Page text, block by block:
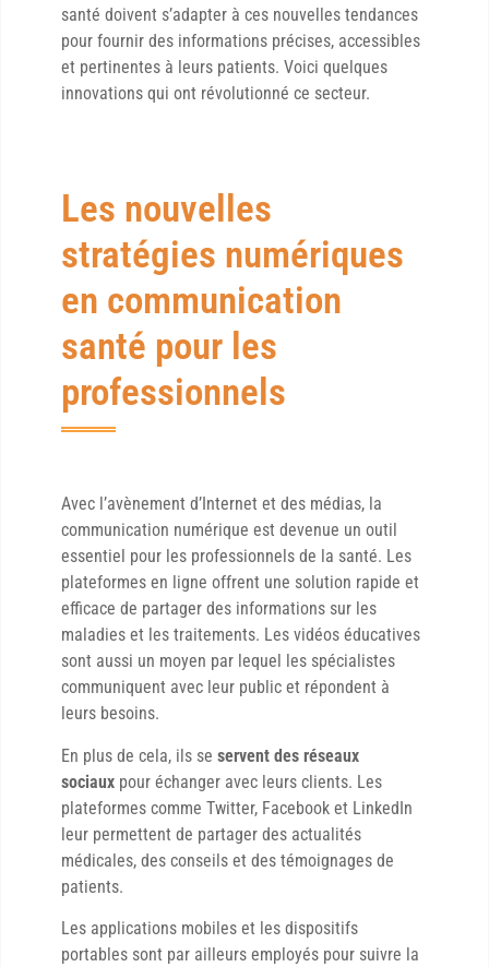
santé doivent s’adapter à ces nouvelles tendances
pour fournir des informations précises, accessibles
et pertinentes à leurs patients. Voici quelques
innovations qui ont révolutionné ce secteur.
Les nouvelles
stratégies numériques
en communication
santé pour les
professionnels
Avec l’avènement d’Internet et des médias, la
communication numérique est devenue un outil
essentiel pour les professionnels de la santé. Les
plateformes en ligne offrent une solution rapide et
efficace de partager des informations sur les
maladies et les traitements. Les vidéos éducatives
sont aussi un moyen par lequel les spécialistes
communiquent avec leur public et répondent à
leurs besoins.
En plus de cela, ils se servent des réseaux
sociaux pour échanger avec leurs clients. Les
plateformes comme Twitter, Facebook et LinkedIn
leur permettent de partager des actualités
médicales, des conseils et des témoignages de
patients.
Les applications mobiles et les dispositifs
portables sont par ailleurs employés pour suivre la